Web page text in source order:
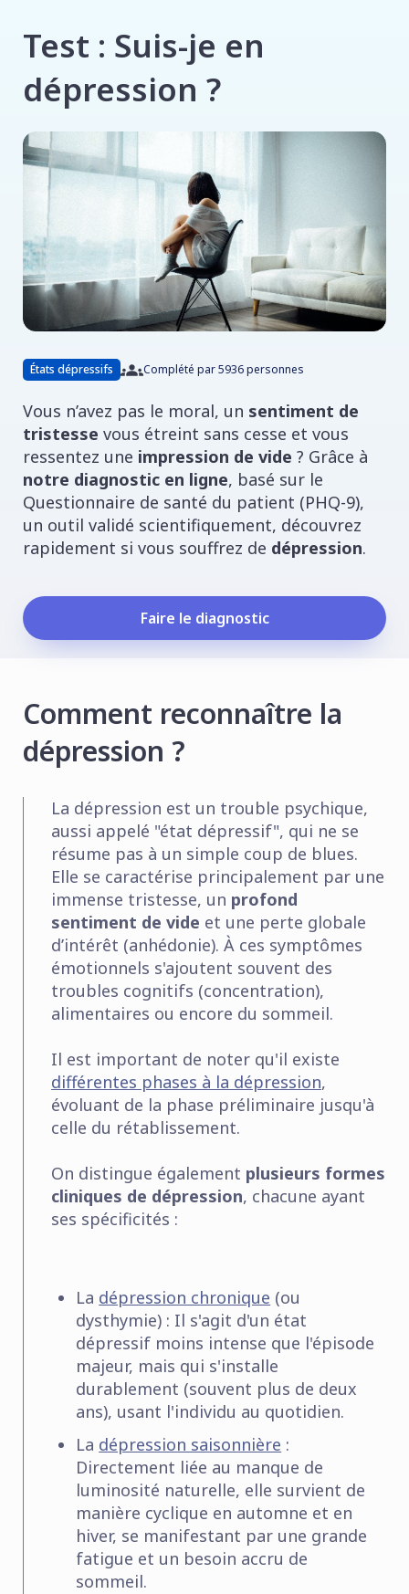
Test : Suis-je en
dépression ?
États dépressifs Complété par 5936 personnes
Vous n’avez pas le moral, un sentiment de
tristesse vous étreint sans cesse et vous
ressentez une impression de vide ? Grâce à
notre diagnostic en ligne, basé sur le
Questionnaire de santé du patient (PHQ-9),
un outil validé scientifiquement, découvrez
rapidement si vous souffrez de dépression.
Faire le diagnostic
Comment reconnaître la
dépression ?
La dépression est un trouble psychique,
aussi appelé "état dépressif", qui ne se
résume pas à un simple coup de blues.
Elle se caractérise principalement par une
immense tristesse, un profond
sentiment de vide et une perte globale
d’intérêt (anhédonie). À ces symptômes
émotionnels s'ajoutent souvent des
troubles cognitifs (concentration),
alimentaires ou encore du sommeil.
Il est important de noter qu'il existe
différentes phases à la dépression,
évoluant de la phase préliminaire jusqu'à
celle du rétablissement.
On distingue également plusieurs formes
cliniques de dépression, chacune ayant
ses spécificités :
La dépression chronique (ou
dysthymie) : Il s'agit d'un état
dépressif moins intense que l'épisode
majeur, mais qui s'installe
durablement (souvent plus de deux
ans), usant l'individu au quotidien.
La dépression saisonnière :
Directement liée au manque de
luminosité naturelle, elle survient de
manière cyclique en automne et en
hiver, se manifestant par une grande
fatigue et un besoin accru de
sommeil.